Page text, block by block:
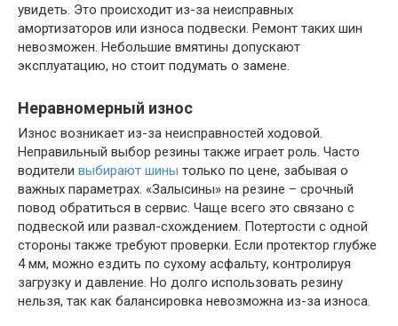
увидеть. Это происходит из-за неисправных
амортизаторов или износа подвески. Ремонт таких шин
невозможен. Небольшие вмятины допускают
эксплуатацию, но стоит подумать о замене.
Неравномерный износ
Износ возникает из-за неисправностей ходовой.
Неправильный выбор резины также играет роль. Часто
водители выбирают шины только по цене, забывая о
важных параметрах. «Залысины» на резине – срочный
повод обратиться в сервис. Чаще всего это связано с
подвеской или развал-схождением. Потертости с одной
стороны также требуют проверки. Если протектор глубже
4 мм, можно ездить по сухому асфальту, контролируя
загрузку и давление. Но долго использовать резину
нельзя, так как балансировка невозможна из-за износа.